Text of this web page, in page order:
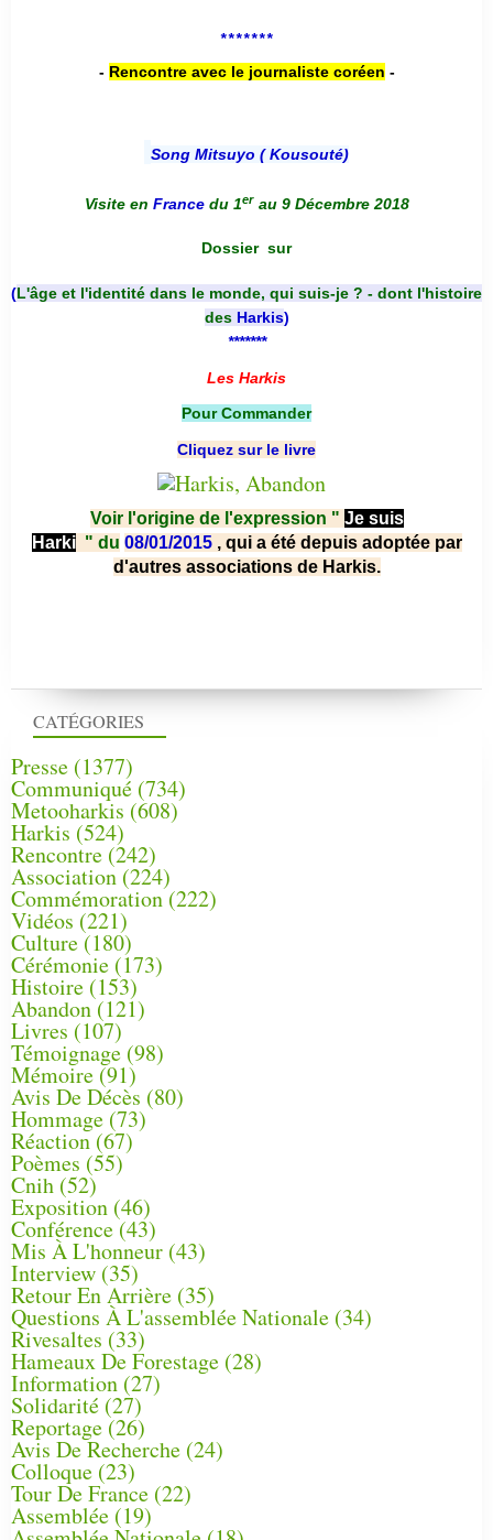
CATÉGORIES
Presse (1377)
Communiqué (734)
Metooharkis (608)
Harkis (524)
Rencontre (242)
Association (224)
Commémoration(222)
Vidéos (221)
Culture(180)
Cérémonie (173)
Histoire (153)
Abandon(121)
Livres (107)
Témoignage (98)
Mémoire (91)
Avis De Décès (80)
Hommage (73)
Réaction(67)
Poèmes (55)
Cnih (52)
Exposition (46)
Conférence(43)
Mis À L'honneur (43)
Interview (35)
Retour En Arrière (35)
Questions À L'assemblée Nationale (34)
Rivesaltes (33)
Hameaux De Forestage (28)
Information (27)
Solidarité (27)
Reportage(26)
Avis De Recherche (24)
Colloque (23)
Tour De France (22)
Assemblée (19)
*******
- Rencontre avec le journaliste coréen -
Song Mitsuyo ( Kousouté)
Visite en France du 1er au 9 Décembre 2018
Dossier sur
(L'âge et l'identité dans le monde, qui suis-je ? - dont l'histoire
des Harkis)
*******
Les Harkis
Pour Commander
Cliquez sur le livre
Voir l'origine de l'expression " Je suis
Harki " du 08/01/2015 , qui a été depuis adoptée par
d'autres associations de Harkis.